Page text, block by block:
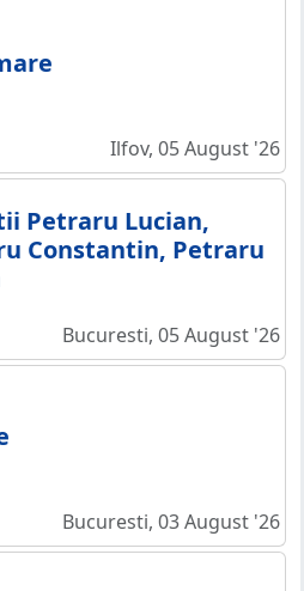
Ilfov, 05 August '26
Petraru Lucian,
Constantin, Petraru
Bucuresti, 05 August '26
Bucuresti, 03 August '26